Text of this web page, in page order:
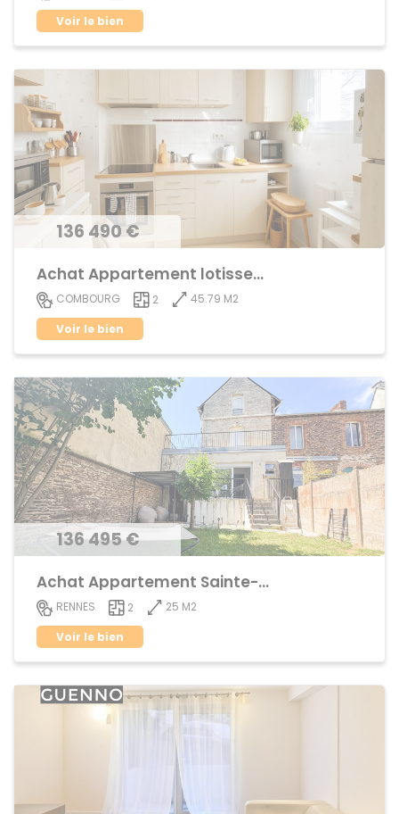
Voir le bien
136 490 €
Achat Appartement lotissement
COMBOURG 2
45.79 M2
Voir le bien
136 495 €
Achat Appartement Sainte-Thérèse
RENNES 2
25 M2
Voir le bien